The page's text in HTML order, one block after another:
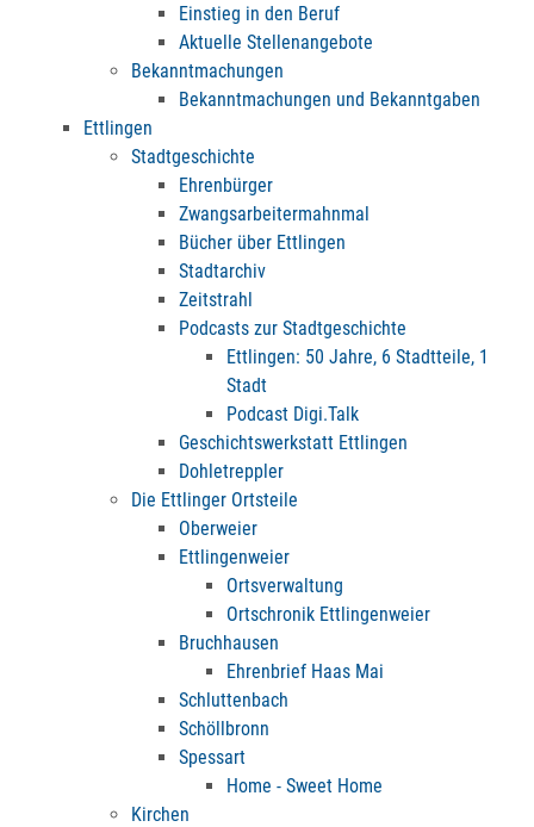
Einstieg in den Beruf
Aktuelle Stellenangebote
Bekanntmachungen
Bekanntmachungen und Bekanntgaben
Ettlingen
Stadtgeschichte
Ehrenbürger
Zwangsarbeitermahnmal
Bücher über Ettlingen
Stadtarchiv
Zeitstrahl
Podcasts zur Stadtgeschichte
Ettlingen: 50 Jahre, 6 Stadtteile, 1
Stadt
Podcast Digi.Talk
Geschichtswerkstatt Ettlingen
Dohletreppler
Die Ettlinger Ortsteile
Oberweier
Ettlingenweier
Ortsverwaltung
Ortschronik Ettlingenweier
Bruchhausen
Ehrenbrief Haas Mai
Schluttenbach
Schöllbronn
Spessart
Home - Sweet Home
Kirchen